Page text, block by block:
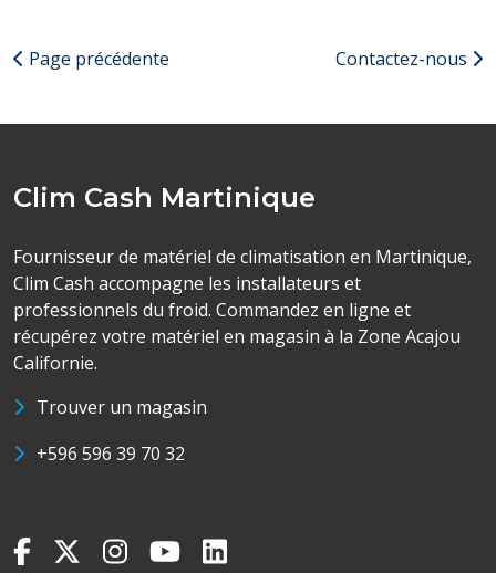
Page précédente Contactez-nous
Clim Cash Martinique
Fournisseur de matériel de climatisation en Martinique,
Clim Cash accompagne les installateurs et
professionnels du froid. Commandez en ligne et
récupérez votre matériel en magasin à la Zone Acajou
Californie.
Trouver un magasin
+596 596 39 70 32